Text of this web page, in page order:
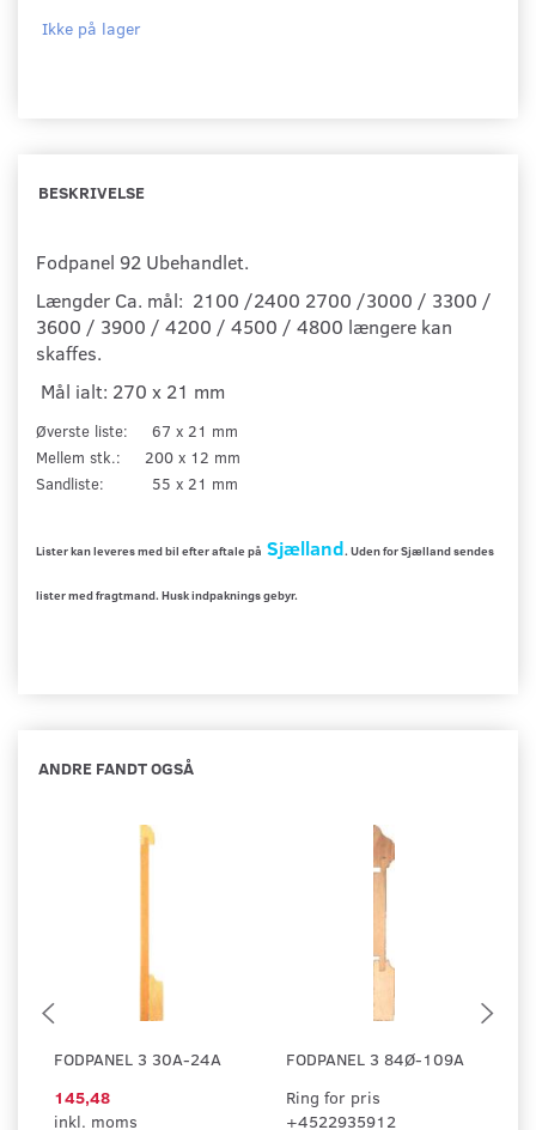
Ikke på lager
BESKRIVELSE
Fodpanel 92 Ubehandlet.
Længder Ca. mål: 2100 /2400 2700 /3000 / 3300 /
3600 / 3900 / 4200 / 4500 / 4800 længere kan
skaffes.
Mål ialt: 270 x 21 mm
Øverste liste: 67 x 21 mm
Mellem stk.: 200 x 12 mm
Sandliste: 55 x 21 mm
Lister kan leveres med bil efter aftale på Sjælland. Uden for Sjælland sendes
lister med fragtmand. Husk indpaknings gebyr.
ANDRE FANDT OGSÅ
FODPANEL 3 30A-24A
145,48
inkl. moms
FODPANEL 3 84Ø-109A
Ring for pris
+4522935912